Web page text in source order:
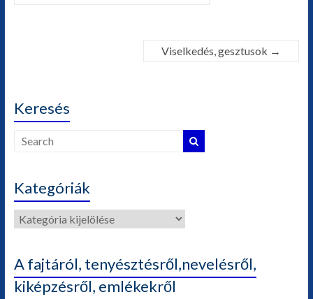
Viselkedés, gesztusok →
Keresés
Kategóriák
Kategóriák
A fajtáról, tenyésztésről,nevelésről,
kiképzésről, emlékekről